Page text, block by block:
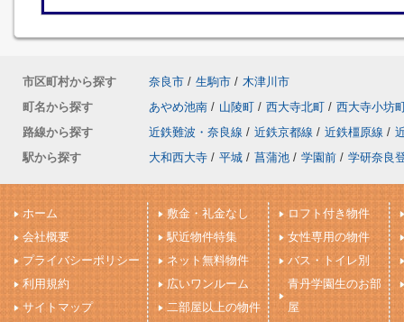
市区町村から探す 奈良市 / 生駒市 / 木津川市
町名から探す
あやめ池南 / 山陵町 / 西大寺北町 / 西大寺小坊
路線から探す
近鉄難波・奈良線 / 近鉄京都線 / 近鉄橿原線 /
駅から探す
大和西大寺 / 平城 / 菖蒲池 / 学園前 / 学研奈良
ホーム
会社概要
プライバシーポリシー
利用規約
サイトマップ
敷金・礼金なし
駅近物件特集
ネット無料物件
広いワンルーム
二部屋以上の物件
ロフト付き物件
女性専用の物件
バス・トイレ別
青丹学園生のお部
屋